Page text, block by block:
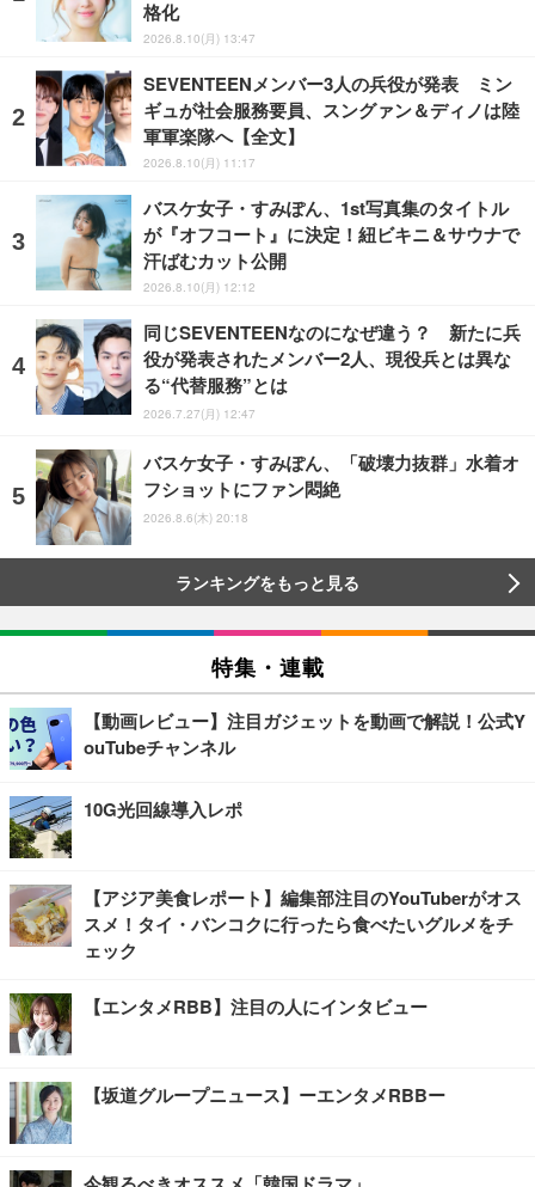
格化
2026.8.10(月) 13:47
SEVENTEENメンバー3人の兵役が発表 ミン
ギュが社会服務要員、スングァン＆ディノは陸
軍軍楽隊へ【全文】
2026.8.10(月) 11:17
バスケ女子・すみぽん、1st写真集のタイトル
が『オフコート』に決定！紐ビキニ＆サウナで
汗ばむカット公開
2026.8.10(月) 12:12
同じSEVENTEENなのになぜ違う？ 新たに兵
役が発表されたメンバー2人、現役兵とは異な
る“代替服務”とは
2026.7.27(月) 12:47
バスケ女子・すみぽん、「破壊力抜群」水着オ
フショットにファン悶絶
2026.8.6(木) 20:18
ランキングをもっと見る
特集・連載
【動画レビュー】注目ガジェットを動画で解説！公式Y
ouTubeチャンネル
10G光回線導入レポ
【アジア美食レポート】編集部注目のYouTuberがオス
スメ！タイ・バンコクに行ったら食べたいグルメをチ
ェック
【エンタメRBB】注目の人にインタビュー
【坂道グループニュース】ーエンタメRBBー